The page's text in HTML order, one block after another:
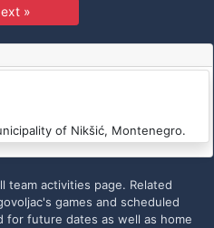
»
of Nikšić, Montenegro.
team activities page. Related
games and scheduled
for future dates as well as home